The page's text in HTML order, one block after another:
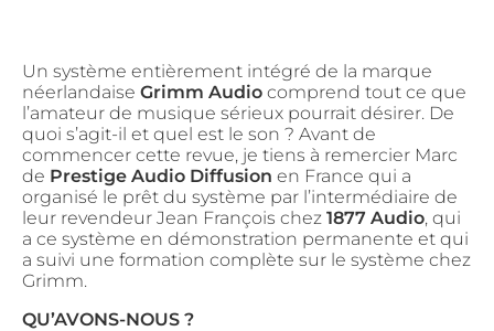
Un système entièrement intégré de la marque
néerlandaise Grimm Audio comprend tout ce que
l’amateur de musique sérieux pourrait désirer. De
quoi s’agit-il et quel est le son ? Avant de
commencer cette revue, je tiens à remercier Marc
de Prestige Audio Diffusion en France qui a
organisé le prêt du système par l’intermédiaire de
leur revendeur Jean François chez 1877 Audio, qui
a ce système en démonstration permanente et qui
a suivi une formation complète sur le système chez
Grimm.
QU’AVONS-NOUS ?